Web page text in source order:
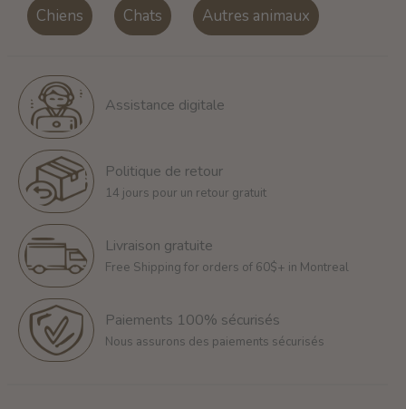
Chiens Chats Autres animaux
Assistance digitale
Politique de retour
14 jours pour un retour gratuit
Livraison gratuite
Free Shipping for orders of 60$+ in Montreal
Paiements 100% sécurisés
Nous assurons des paiements sécurisés